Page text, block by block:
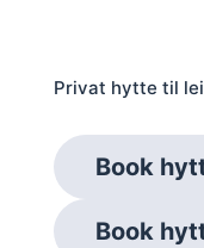
Privat hytte til
Book
Book